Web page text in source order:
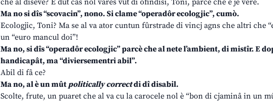
che al diseve? E dut câs nol varès vût di ofindisi, Toni, parcè che e je vere.
Ma no si dîs “scovacin”, nono. Si clame “operadôr ecologjic”, cumò.
Ecologjic, Toni? Ma se al va ator cuntun fûrstrade di vincj agns che altri che
un “euro mancul doi”!
Ma no, si dîs “operadôr ecologjic” parcè che al nete l’ambient, di mistîr. E
handicapât, ma “diviersementri abil”.
Abil di fâ ce?
Ma no, al è un mût politically correctdi dî disabil.
Scolte, frute, un puaret che al va cu la carocele nol è “bon di cjaminâ in un